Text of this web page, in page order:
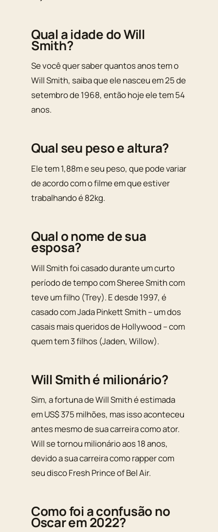
Qual a idade do Will
Smith?
Se você quer saber quantos anos tem o
Will Smith, saiba que ele nasceu em 25 de
setembro de 1968, então hoje ele tem 54
anos.
Qual seu peso e altura?
Ele tem 1,88m e seu peso, que pode variar
de acordo com o filme em que estiver
trabalhando é 82kg.
Qual o nome de sua
esposa?
Will Smith foi casado durante um curto
período de tempo com Sheree Smith com
teve um filho (Trey). E desde 1997, é
casado com Jada Pinkett Smith – um dos
casais mais queridos de Hollywood – com
quem tem 3 filhos (Jaden, Willow).
Will Smith é milionário?
Sim, a fortuna de Will Smith é estimada
em US$ 375 milhões, mas isso aconteceu
antes mesmo de sua carreira como ator.
Will se tornou milionário aos 18 anos,
devido a sua carreira como rapper com
seu disco Fresh Prince of Bel Air.
Como foi a confusão no
Oscar em 2022?